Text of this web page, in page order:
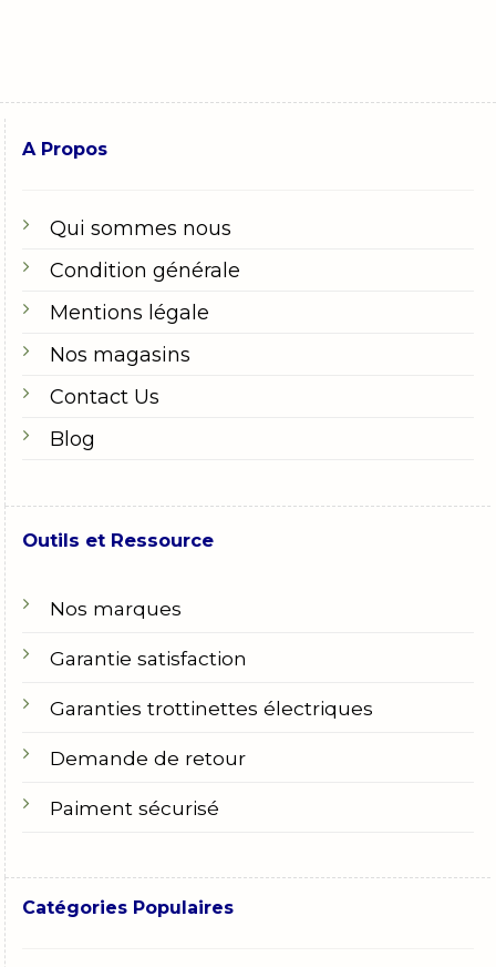
A Propos
Qui sommes nous
Condition générale
Mentions légale
Nos magasins
Contact Us
Blog
Outils et Ressource
Nos marques
Garantie satisfaction
Garanties trottinettes électriques
Demande de retour
Paiment sécurisé
Catégories Populaires